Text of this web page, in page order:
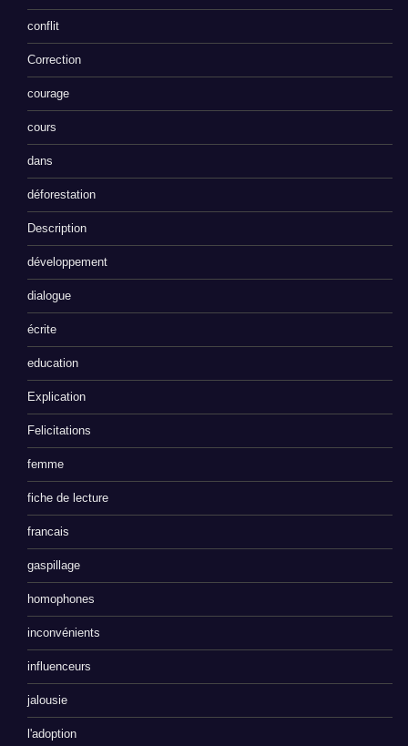
conflit
Correction
courage
cours
dans
déforestation
Description
développement
dialogue
écrite
education
Explication
Felicitations
femme
fiche de lecture
francais
gaspillage
homophones
inconvénients
influenceurs
jalousie
l'adoption